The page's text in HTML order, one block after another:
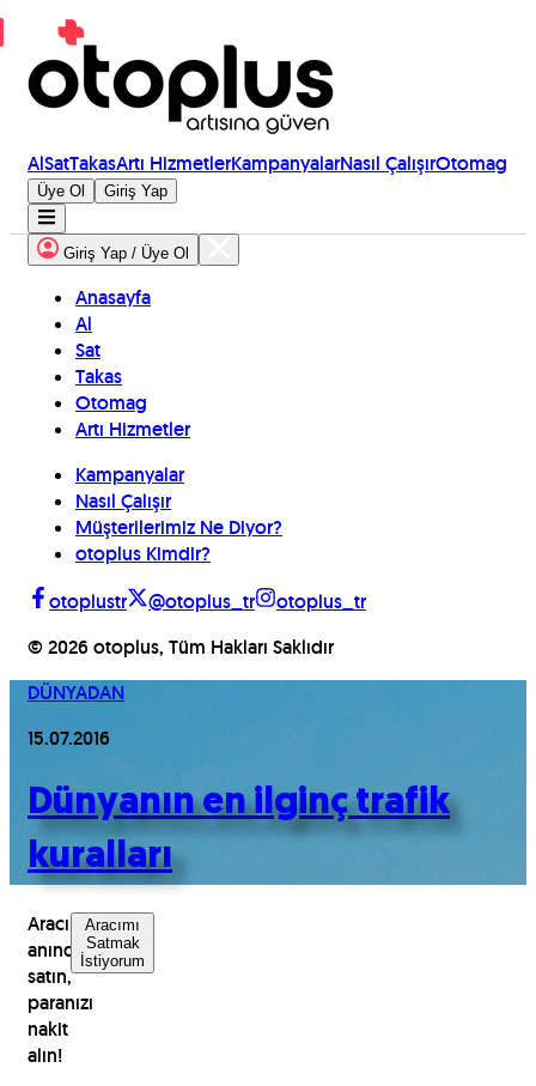
AlSatTakasArtı HizmetlerKampanyalarNasıl ÇalışırOtomag
Üye Ol Giriş Yap
Giriş Yap / Üye Ol
Anasayfa
Al
Sat
Takas
Otomag
Artı Hizmetler
Kampanyalar
Nasıl Çalışır
Müşterilerimiz Ne Diyor?
otoplus Kimdir?
otoplustr
@otoplus_tr
otoplus_tr
© 2026 otoplus, Tüm Hakları Saklıdır
DÜNYADAN
15.07.2016
Dünyanın en ilginç trafik
kuralları
Aracınızı
anında
satın,
paranızı
nakit
alın!
Aracımı
Satmak
İstiyorum